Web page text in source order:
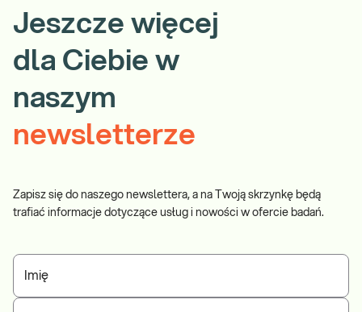
Jeszcze więcej
dla Ciebie w
naszym
newsletterze
Zapisz się do naszego newslettera, a na Twoją skrzynkę będą
trafiać informacje dotyczące usług i nowości w ofercie badań.
Imię